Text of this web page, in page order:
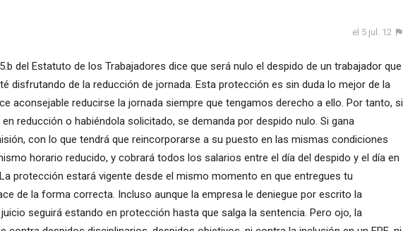
el 5 jul. 12
del Estatuto de los Trabajadores dice que será nulo el despido de un trabajador que
disfrutando de la reducción de jornada. Esta protección es sin duda lo mejor de la
aconsejable reducirse la jornada siempre que tengamos derecho a ello. Por tanto, si
reducción o habiéndola solicitado, se demanda por despido nulo. Si gana
con lo que tendrá que reincorporarse a su puesto en las mismas condiciones
horario reducido, y cobrará todos los salarios entre el día del despido y el día en
protección estará vigente desde el mismo momento en que entregues tu
de la forma correcta. Incluso aunque la empresa le deniegue por escrito la
seguirá estando en protección hasta que salga la sentencia. Pero ojo, la